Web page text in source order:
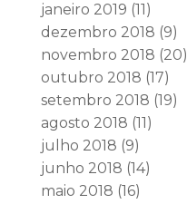
janeiro 2019 (11)
dezembro 2018 (9)
novembro 2018 (20)
outubro 2018 (17)
setembro 2018 (19)
agosto 2018 (11)
julho 2018 (9)
junho 2018 (14)
maio 2018 (16)